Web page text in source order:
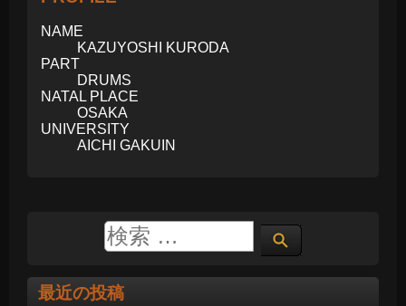
NAME
KAZUYOSHI KURODA
PART
DRUMS
NATAL PLACE
OSAKA
UNIVERSITY
AICHI GAKUIN
最近の投稿